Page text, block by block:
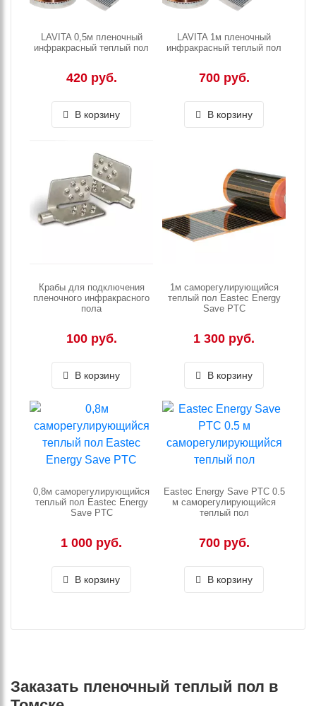
LAVITA 0,5м пленочный
инфракрасный теплый пол
420 руб.
В корзину
LAVITA 1м пленочный
инфракрасный теплый пол
700 руб.
В корзину
Крабы для подключения
пленочного инфракрасного
пола
100 руб.
В корзину
1м саморегулирующийся
теплый пол Eastec Energy
Save PTC
1 300 руб.
В корзину
0,8м саморегулирующийся
теплый пол Eastec Energy
Save PTC
1 000 руб.
В корзину
Eastec Energy Save PTC 0.5
м саморегулирующийся
теплый пол
700 руб.
В корзину
Заказать пленочный теплый пол в